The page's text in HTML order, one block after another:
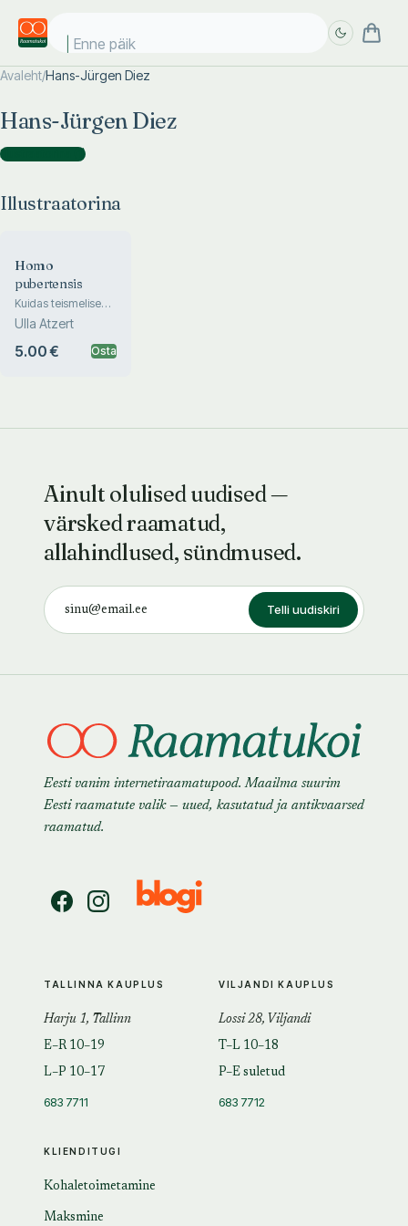
Enne päike
Avaleht/Hans-Jürgen Diez
Hans-Jürgen Diez
Illustraatorina )
Illustraatorina
Homo
pubertensis
Kuidas teismelisega
valutult toime tulla
Ulla Atzert
5.00 € Osta
Ainult olulised uudised —
värsked raamatud,
allahindlused, sündmused.
Telli uudiskiri
Eesti vanim internetiraamatupood. Maailma suurim
Eesti raamatute valik — uued, kasutatud ja antikvaarsed
raamatud.
KLIENDITUGI
Kohaletoimetamine
Maksmine
TALLINNA KAUPLUS
Harju 1, Tallinn
E–R 10–19
L–P 10–17
683 7711
VILJANDI KAUPLUS
Lossi 28, Viljandi
T–L 10–18
P–E suletud
683 7712